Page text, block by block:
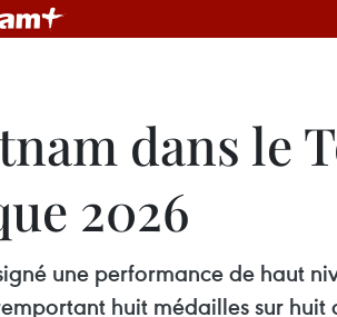
dans le
2026
une performance de haut
huit médailles sur